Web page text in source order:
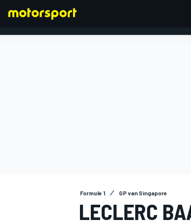
Formule 1 GP van Singapore
LECLERC